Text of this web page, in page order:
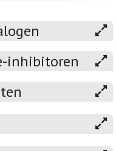
inhibitoren